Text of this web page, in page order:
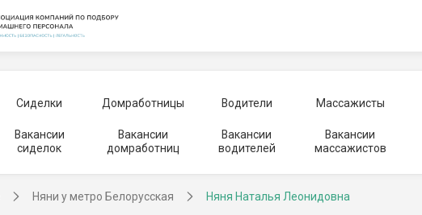
Сиделки Домработницы Водители Массажисты
Вакансии
сиделок
Вакансии
домработниц
Вакансии
водителей
Вакансии
массажистов
Няни у метро Белорусская Няня Наталья Леонидовна